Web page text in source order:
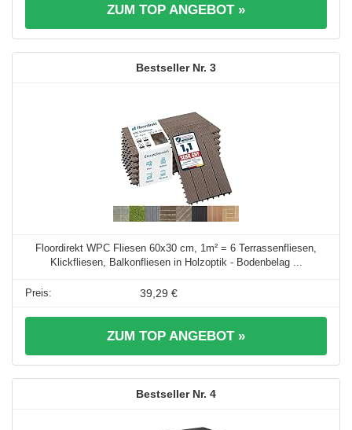
ZUM TOP ANGEBOT »
3
Floordirekt WPC Fliesen 60x30 cm, 1m² = 6 Terrassenfliesen,
Klickfliesen, Balkonfliesen in Holzoptik - Bodenbelag ...
39,29 €
ZUM TOP ANGEBOT »
4